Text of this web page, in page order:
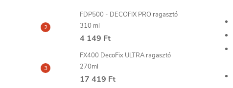
FDP500 - DECOFIX PRO ragasztó
310 ml
4 149 Ft
FX400 DecoFix ULTRA ragasztó
270ml
17 419 Ft